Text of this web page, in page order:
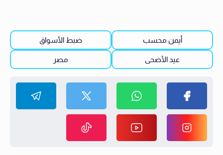
أيمن محسب ضبط الأسواق
عيد الأضحى مصر